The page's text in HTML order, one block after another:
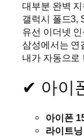
대부분 완벽 지
갤럭시 폴드3,
유선 이더넷
삼성에서는 연
내가 자동으로
✔ 아이
아이폰
라이트